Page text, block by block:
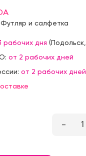
Футляр и салфетка
рабочих дня (Подольск,
от 2 рабочих дней
от 2 рабочих дней
– 1